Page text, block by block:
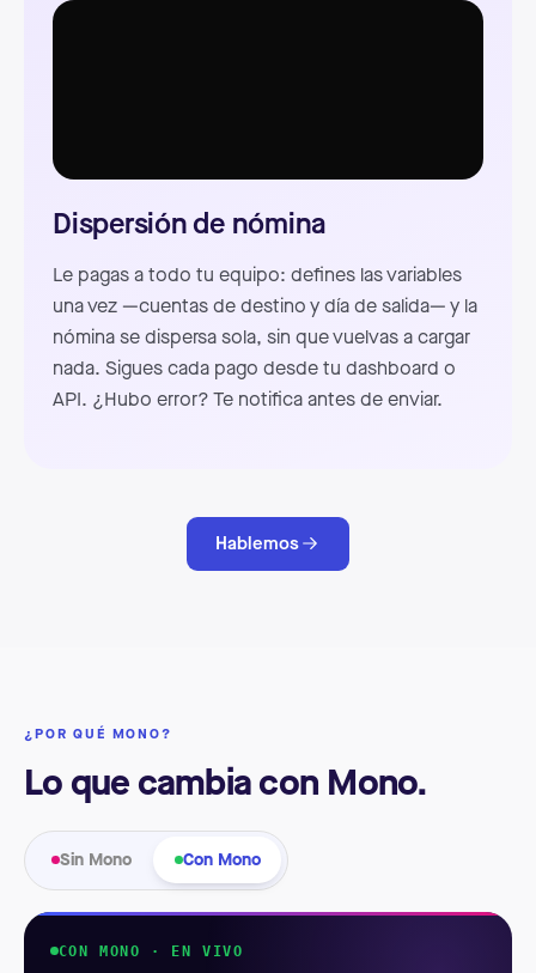
Dispersión de nómina
Le pagas a todo tu equipo: defines las variables
una vez —cuentas de destino y día de salida— y la
nómina se dispersa sola, sin que vuelvas a cargar
nada. Sigues cada pago desde tu dashboard o
API. ¿Hubo error? Te notifica antes de enviar.
Hablemos
¿POR QUÉ MONO?
Lo que cambia con Mono.
Sin Mono Con Mono
CON MONO · EN VIVO